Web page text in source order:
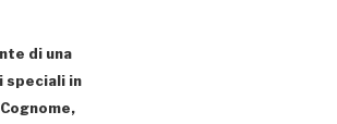
di una
speciali in